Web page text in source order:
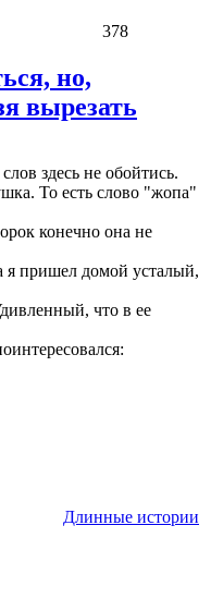
378
но,
вырезать
здесь не обойтись.
То есть слово "жопа"
конечно она не
я пришел домой усталый,
что в ее
Длинные истории